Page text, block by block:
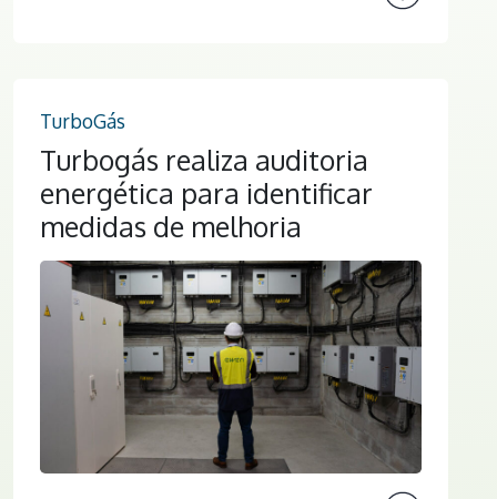
TurboGás
Turbogás realiza auditoria
energética para identificar
medidas de melhoria